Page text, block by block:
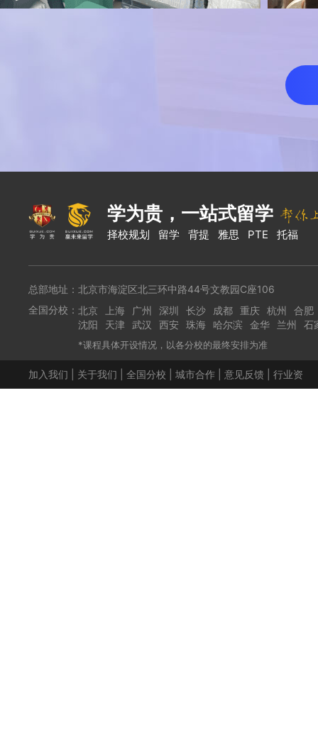
学为贵，一站式留学
择校规划 留学 背提 雅思 PTE 托福
总部地址：北京市海淀区北三环中路44号文教园C座106
全国分校： 北京 上海 广州 深圳 长沙 成都 重庆 杭州
合肥
沈阳
天津 武汉 西安 珠海 哈尔滨 金华 兰州 石
*课程具体开设情况，以各分校的最终安排为准
加入我们 关于我们 全国分校 城市合作 意见反馈 行业资